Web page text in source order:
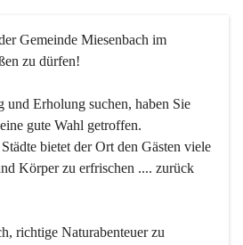
Gemeinde Miesenbach im
zu dürfen!
und Erholung suchen, haben Sie
gute Wahl getroffen.
bietet der Ort den Gästen viele
Körper zu erfrischen .... zurück
richtige Naturabenteuer zu